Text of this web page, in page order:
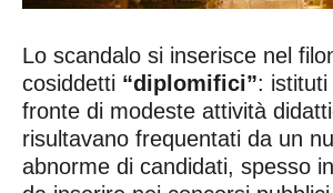
Lo scandalo si inserisce nel
cosiddetti “diplomifici”:
fronte di modeste attività
risultavano frequentati da un
abnorme di candidati, spesso